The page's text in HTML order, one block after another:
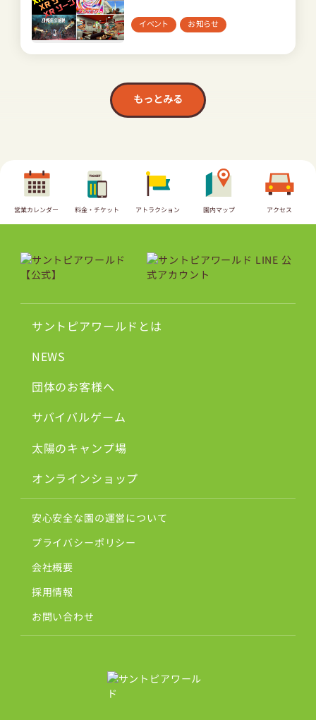
イベント お知らせ
もっとみる
営業カレンダー 料金・チケット アトラクション 園内マップ アクセス
サントピアワールドとは
NEWS
団体のお客様へ
サバイバルゲーム
太陽のキャンプ場
オンラインショップ
安心安全な園の運営について
プライバシーポリシー
会社概要
採用情報
お問い合わせ